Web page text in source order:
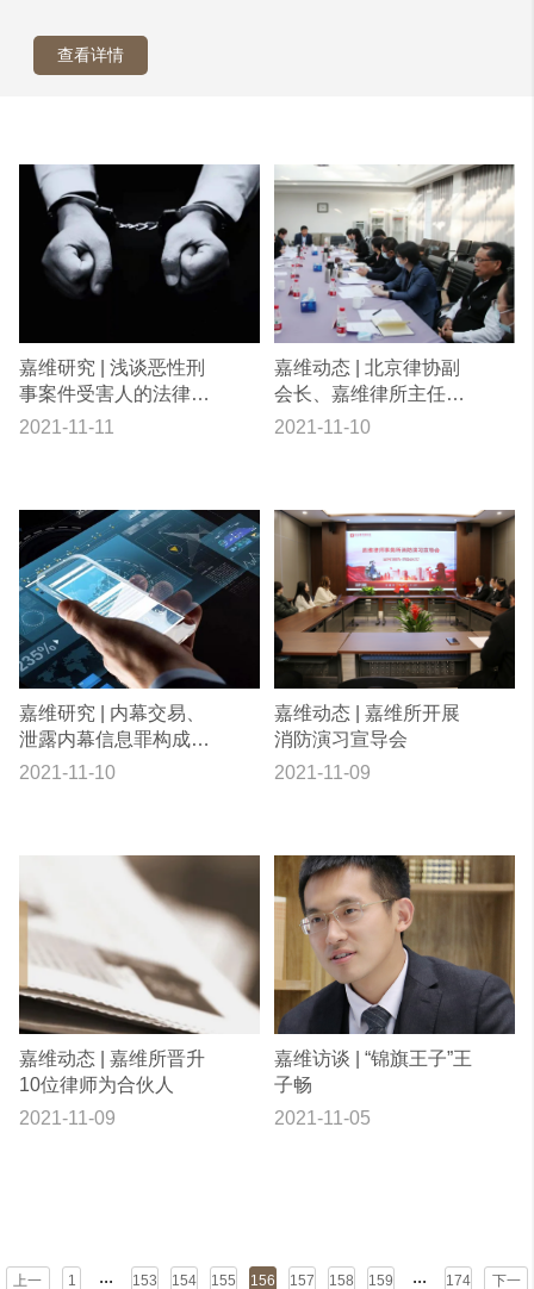
查看详情
嘉维研究 | 浅谈恶性刑
事案件受害人的法律保
护
2021-11-11
嘉维动态 | 北京律协副
会长、嘉维律所主任赵
曾海参加证券法律业务
2021-11-10
嘉维研究 | 内幕交易、
泄露内幕信息罪构成要
件之主体要件
2021-11-10
嘉维动态 | 嘉维所开展
消防演习宣导会
2021-11-09
嘉维动态 | 嘉维所晋升
10位律师为合伙人
2021-11-09
嘉维访谈 | “锦旗王子”王
子畅
2021-11-05
上一 1 ... 153 154 155 156 157 158 159 ... 174 下一